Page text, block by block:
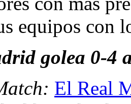
equipos con
golea 0-4
El Real